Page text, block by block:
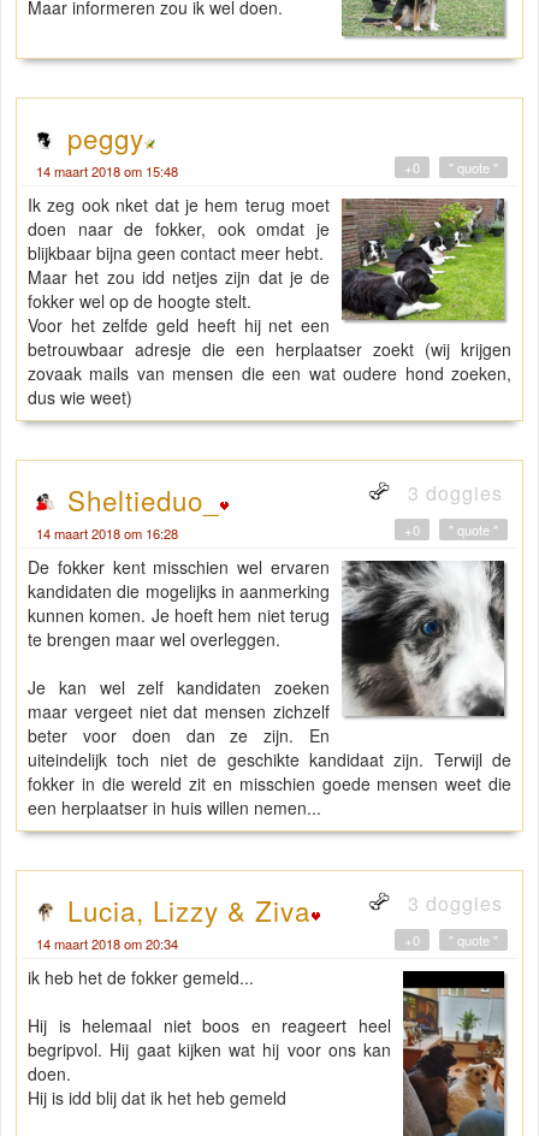
Maar informeren zou ik wel doen.
peggy
14 maart 2018 om 15:48 " quote "
+0
Ik zeg ook nket dat je hem terug moet
doen naar de fokker, ook omdat je
blijkbaar bijna geen contact meer hebt.
Maar het zou idd netjes zijn dat je de
fokker wel op de hoogte stelt.
Voor het zelfde geld heeft hij net een
betrouwbaar adresje die een herplaatser zoekt (wij krijgen
zovaak mails van mensen die een wat oudere hond zoeken,
dus wie weet)
Sheltieduo_ 3 doggies
14 maart 2018 om 16:28 " quote "
+0
De fokker kent misschien wel ervaren
kandidaten die mogelijks in aanmerking
kunnen komen. Je hoeft hem niet terug
te brengen maar wel overleggen.
Je kan wel zelf kandidaten zoeken
maar vergeet niet dat mensen zichzelf
beter voor doen dan ze zijn. En
uiteindelijk toch niet de geschikte kandidaat zijn. Terwijl de
fokker in die wereld zit en misschien goede mensen weet die
een herplaatser in huis willen nemen...
Lucia, Lizzy & Ziva 3 doggies
14 maart 2018 om 20:34 " quote "
+0
ik heb het de fokker gemeld...
Hij is helemaal niet boos en reageert heel
begripvol. Hij gaat kijken wat hij voor ons kan
doen.
Hij is idd blij dat ik het heb gemeld